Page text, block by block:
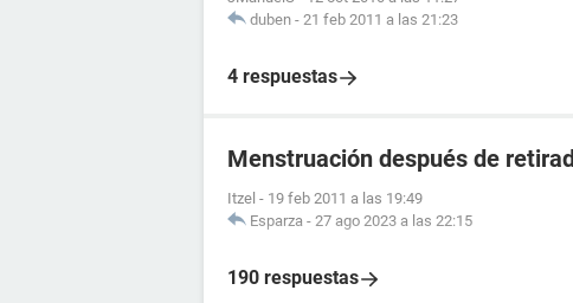
duben - 21 feb 2011 a las 21:23
4 respuestas
Menstruación después de
Itzel - 19 feb 2011 a las 19:49
Esparza - 27 ago 2023 a las 22:15
190 respuestas